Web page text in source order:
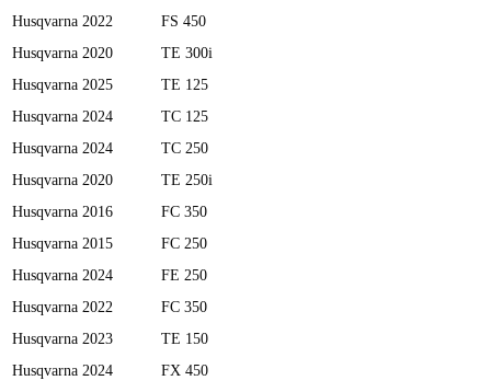
Husqvarna 2022
FS 450
Husqvarna 2020
TE 300i
Husqvarna 2025
TE 125
Husqvarna 2024
TC 125
Husqvarna 2024
TC 250
Husqvarna 2020
TE 250i
Husqvarna 2016
FC 350
Husqvarna 2015
FC 250
Husqvarna 2024
FE 250
Husqvarna 2022
FC 350
Husqvarna 2023
TE 150
Husqvarna 2024
FX 450